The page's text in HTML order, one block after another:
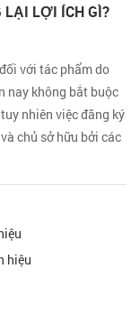
LẠI LỢI ÍCH GÌ?
với tác phẩm do
nay không bắt buộc
nhiên việc đăng ký
chủ sở hữu bởi các
hiệu